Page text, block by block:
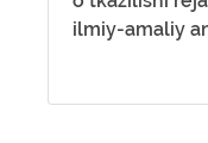
ilmiy-amaliy